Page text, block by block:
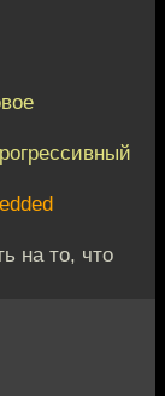
на то, что